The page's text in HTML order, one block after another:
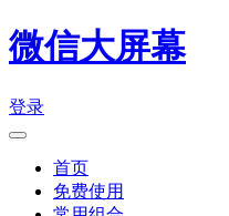
微信大屏幕
登录
首页
免费使用